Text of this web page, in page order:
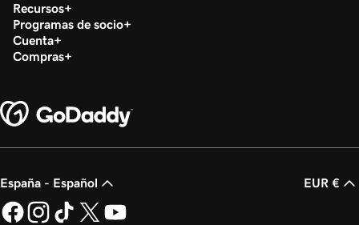
Recursos
Programas de socio
Cuenta
Compras
España - Español EUR €